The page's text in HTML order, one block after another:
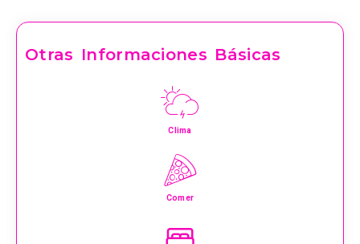
Otras Informaciones Básicas
Clima
Comer